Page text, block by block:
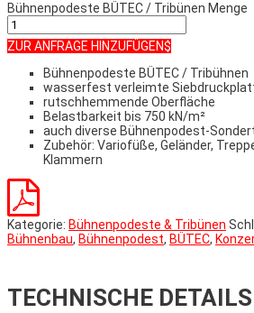
Bühnenpodeste BÜTEC / Tribünen Menge
ZUR ANFRAGE HINZUFÜGEN
Bühnenpodeste BÜTEC / Tribühnen
wasserfest verleimte
rutschhemmende Oberfläche
Belastbarkeit bis 750 kN/m²
auch diverse Bühnenpodest-
Zubehör: Variofüße, Geländer,
Klammern
Kategorie: Bühnenpodeste & Tribünen
Bühnenbau, Bühnenpodest, BÜTEC,
TECHNISCHE DETAILS